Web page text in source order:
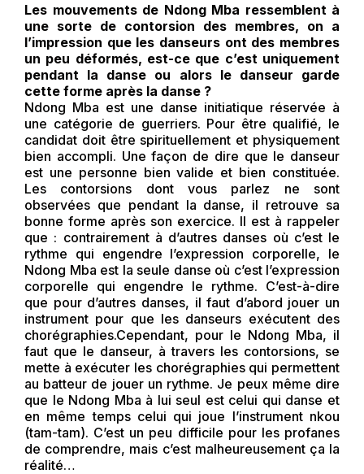
Les mouvements de Ndong Mba ressemblent à
une sorte de contorsion des membres, on a
l’impression que les danseurs ont des membres
un peu déformés, est-ce que c’est uniquement
pendant la danse ou alors le danseur garde
cette forme après la danse ?
Ndong Mba est une danse initiatique réservée à
une catégorie de guerriers. Pour être qualifié, le
candidat doit être spirituellement et physiquement
bien accompli. Une façon de dire que le danseur
est une personne bien valide et bien constituée.
Les contorsions dont vous parlez ne sont
observées que pendant la danse, il retrouve sa
bonne forme après son exercice. Il est à rappeler
que : contrairement à d’autres danses où c’est le
rythme qui engendre l’expression corporelle, le
Ndong Mba est la seule danse où c’est l’expression
corporelle qui engendre le rythme. C’est-à-dire
que pour d’autres danses, il faut d’abord jouer un
instrument pour que les danseurs exécutent des
chorégraphies.Cependant, pour le Ndong Mba, il
faut que le danseur, à travers les contorsions, se
mette à exécuter les chorégraphies qui permettent
au batteur de jouer un rythme. Je peux même dire
que le Ndong Mba à lui seul est celui qui danse et
en même temps celui qui joue l’instrument nkou
(tam-tam). C’est un peu difficile pour les profanes
de comprendre, mais c’est malheureusement ça la
réalité…